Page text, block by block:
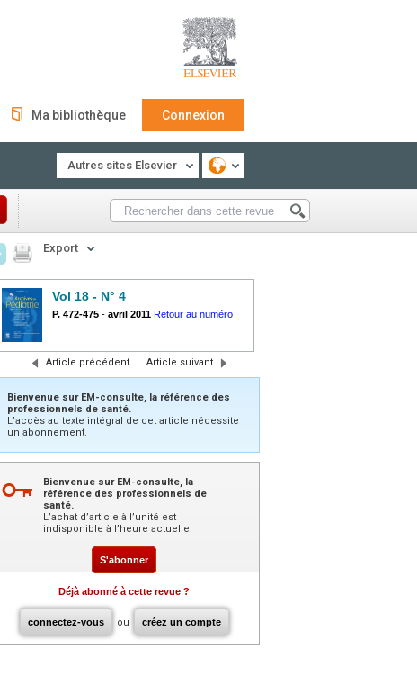
Ma bibliothèque Connexion
Autres sites Elsevier
Export
Vol 18 - N° 4
P. 472-475 - avril 2011 Retour au numéro
Article précédent | Article suivant
Bienvenue sur EM-consulte, la référence des
professionnels de santé.
L’accès au texte intégral de cet article nécessite
un abonnement.
Bienvenue sur EM-consulte, la
référence des professionnels de
santé.
L’achat d’article à l’unité est
indisponible à l’heure actuelle.
S'abonner
Déjà abonné à cette revue ?
connectez-vous ou créez un compte